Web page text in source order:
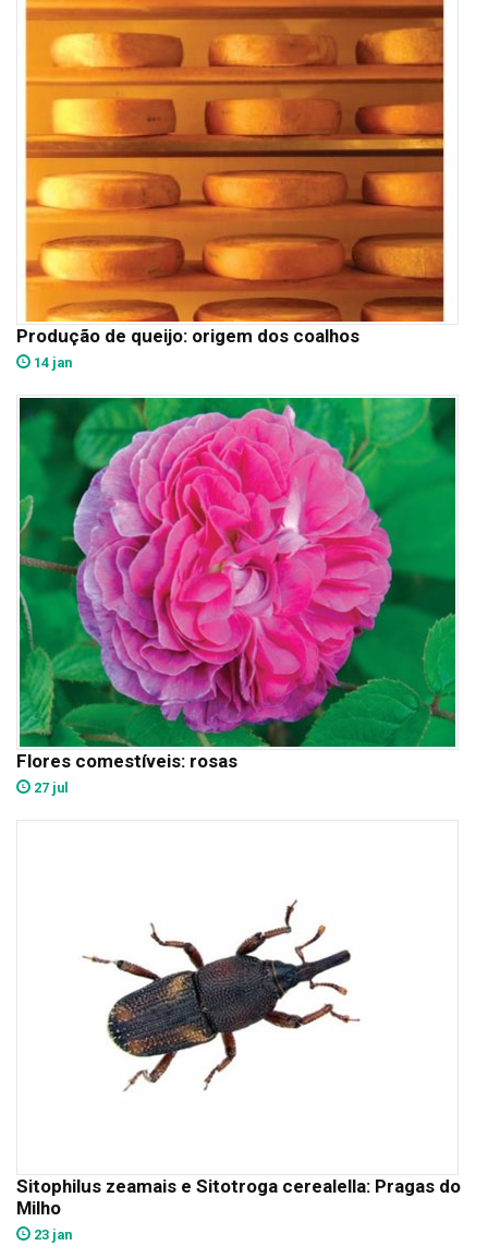
Produção de queijo: origem dos coalhos
14 jan
Flores comestíveis: rosas
27 jul
Sitophilus zeamais e Sitotroga cerealella: Pragas do
Milho
23 jan